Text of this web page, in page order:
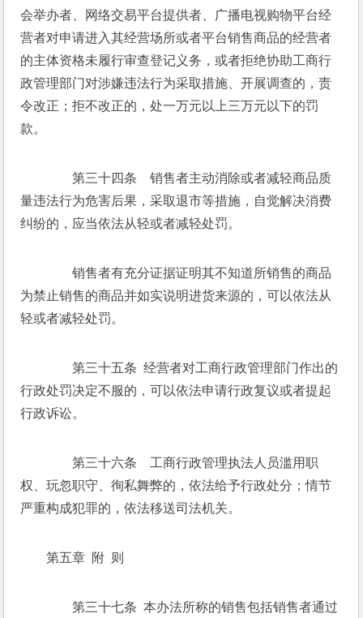
会举办者、网络交易平台提供者、广播电视购物平台经
营者对申请进入其经营场所或者平台销售商品的经营者
的主体资格未履行审查登记义务，或者拒绝协助工商行
政管理部门对涉嫌违法行为采取措施、开展调查的，责
令改正；拒不改正的，处一万元以上三万元以下的罚
款。
第三十四条　销售者主动消除或者减轻商品质
量违法行为危害后果，采取退市等措施，自觉解决消费
纠纷的，应当依法从轻或者减轻处罚。
销售者有充分证据证明其不知道所销售的商品
为禁止销售的商品并如实说明进货来源的，可以依法从
轻或者减轻处罚。
第三十五条  经营者对工商行政管理部门作出的
行政处罚决定不服的，可以依法申请行政复议或者提起
行政诉讼。
第三十六条　工商行政管理执法人员滥用职
权、玩忽职守、徇私舞弊的，依法给予行政处分；情节
严重构成犯罪的，依法移送司法机关。
第五章  附  则
第三十七条  本办法所称的销售包括销售者通过